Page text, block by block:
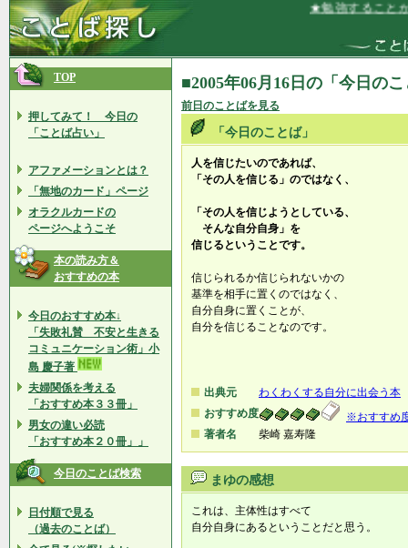
★勉強することが
TOP
押してみて！ 今日の
「ことば占い」
アファメーションとは？
「無地のカード」ページ
オラクルカードの
ページへようこそ
本の読み方＆
おすすめの本
今日のおすすめ本↓
「失敗礼賛 不安と生きる
コミュニケーション術」小
島 慶子著
夫婦関係を考える
「おすすめ本３３冊」
男女の違い必読
「おすすめ本２０冊」」
今日のことば検索
日付順で見る
（過去のことば）
■2005年06月16日の「今日の
前日のことばを見る
「今日のことば」
人を信じたいのであれば、
「その人を信じる」のではなく、
「その人を信じようとしている、
そんな自分自身」を
信じるということです。
信じられるか信じられないかの
基準を相手に置くのではなく、
自分自身に置くことが、
自分を信じることなのです。
出典元
わくわくする自分に出会う本
おすすめ度
※おすすめ
著者名
柴崎 嘉寿隆
まゆの感想
これは、主体性はすべて
自分自身にあるということだと思う。